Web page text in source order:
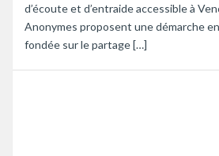
d’écoute et d’entraide accessible à
Anonymes proposent une démarche
fondée sur le partage […]